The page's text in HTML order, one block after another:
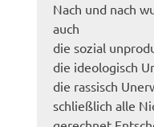
Nach und nach
auch
die sozial
die ideologisch
die rassisch
schließlich alle